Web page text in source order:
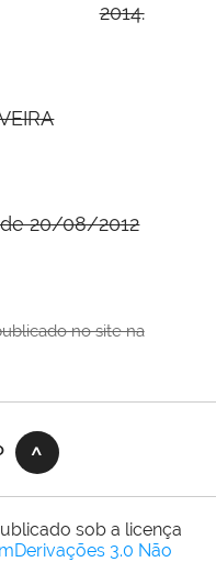
2014.
de 20/08/2012
no site na
sob a licença
3.0 Não